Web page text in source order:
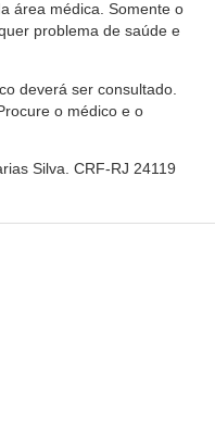
área médica. Somente o
problema de saúde e
deverá ser consultado.
o médico e o
Silva. CRF-RJ 24119